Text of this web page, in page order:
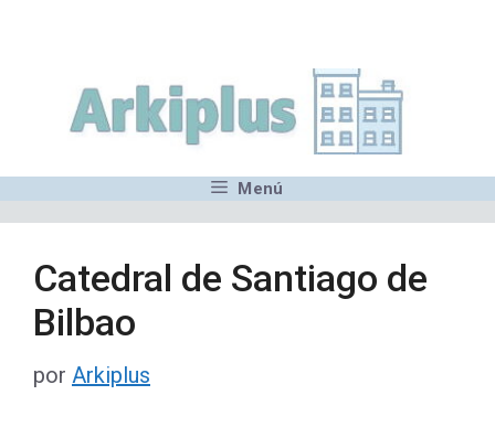
contenido
Menú
Catedral de Santiago de
Bilbao
por Arkiplus